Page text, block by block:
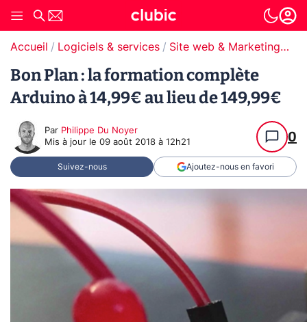
Accueil Logiciels & services Site web & Marketing Digital
Bon Plan : la formation complète
Arduino à 14,99€ au lieu de 149,99€
Par Philippe Du Noyer
Mis à jour le 09 août 2018 à 12h21 0
Suivez-nous Ajoutez-nous en favori